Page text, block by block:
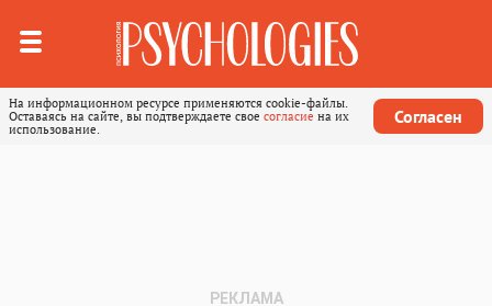
На информационном ресурсе применяются cookie-файлы.
Оставаясь на сайте, вы подтверждаете свое согласие на их
использование.
Согласен